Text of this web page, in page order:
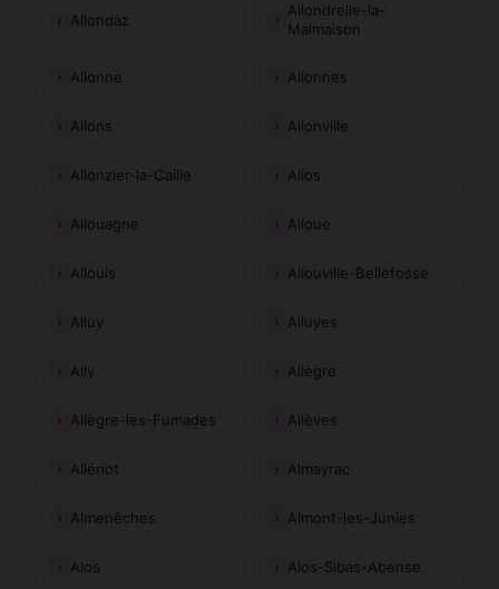
Allondaz
Allondrelle-la-
Malmaison
Allonne Allonnes
Allons Allonville
Allonzier-la-Caille Allos
Allouagne Alloue
Allouis Allouville-Bellefosse
Alluy Alluyes
Ally Allègre
Allègre-les-Fumades Allèves
Allériot Almayrac
Almenêches Almont-les-Junies
Alos Alos-Sibas-Abense